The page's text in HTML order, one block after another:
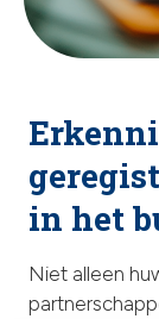
in het
Niet alleen